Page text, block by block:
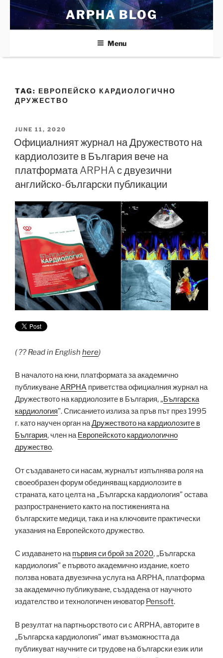
Skip
content
ARPHA BLOG
Menu
TAG: ЕВРОПЕЙСКО КАРДИОЛОГИЧНО
ДРУЖЕСТВО
POSTED
ON
JUNE 11, 2020
Официалният журнал на Дружеството на
кардиолозите в България вече на
платформата ARPHA с двуезични
английско-български публикации
( ?? Read in English here)
В началото на юни, платформата за академично
публикуванеARPHA приветства официалния журнал на
Дружеството на кардиолозите в България, „Българска
кардиология”. Списанието излиза за пръв път през 1995
г. като научен орган наДружеството на кардиолозите в
България, член на Европейското кардиологично
дружество.
От създаването си насам, журналът изпълнява роля на
своеобразен форум обединяващ кардиолозите в
страната, като целта на „Българска кардиология” остава
разпространението както на постиженията на
българските медици, така и на ключовите практически
указания на Европейското дружество.
С издаването напървия си брой за 2020, „Българска
кардиология” е първото академично издание, което
ползва новата двуезична услуга на ARPHA, платформа
за академично публикуване, създадена от научното
издателство и технологичен иноватор Pensoft.
В резултат на партньорството си с ARPHA, авторите в
„Българска кардиология” имат възможността да
публикуват научните си трудове на български език или